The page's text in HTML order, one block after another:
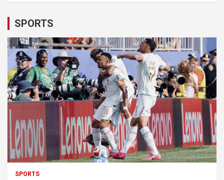
SPORTS
SPORTS